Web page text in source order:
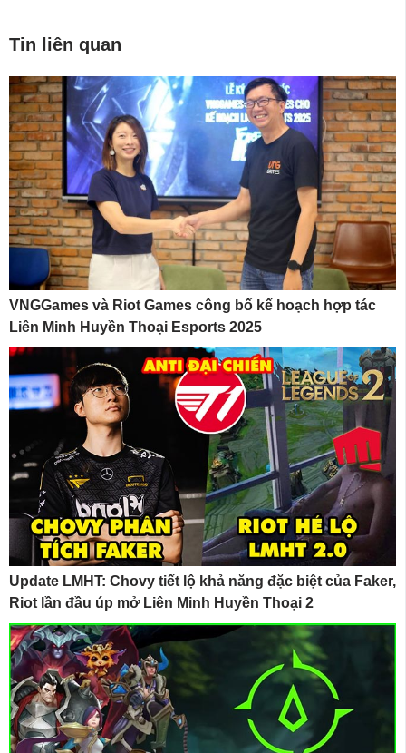
Tin liên quan
VNGGames và Riot Games công bố kế hoạch hợp tác
Liên Minh Huyền Thoại Esports 2025
Update LMHT: Chovy tiết lộ khả năng đặc biệt của Faker,
Riot lần đầu úp mở Liên Minh Huyền Thoại 2